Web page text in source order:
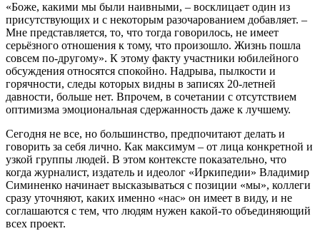
«Боже, какими мы были наивными, – восклицает один из
присутствующих и с некоторым разочарованием добавляет. –
Мне представляется, то, что тогда говорилось, не имеет
серьёзного отношения к тому, что произошло. Жизнь пошла
совсем по-другому». К этому факту участники юбилейного
обсуждения относятся спокойно. Надрыва, пылкости и
горячности, следы которых видны в записях 20-летней
давности, больше нет. Впрочем, в сочетании с отсутствием
оптимизма эмоциональная сдержанность даже к лучшему.
Сегодня не все, но большинство, предпочитают делать и
говорить за себя лично. Как максимум – от лица конкретной и
узкой группы людей. В этом контексте показательно, что
когда журналист, издатель и идеолог «Иркипедии» Владимир
Симиненко начинает высказываться с позиции «мы», коллеги
сразу уточняют, каких именно «нас» он имеет в виду, и не
соглашаются с тем, что людям нужен какой-то объединяющий
всех проект.